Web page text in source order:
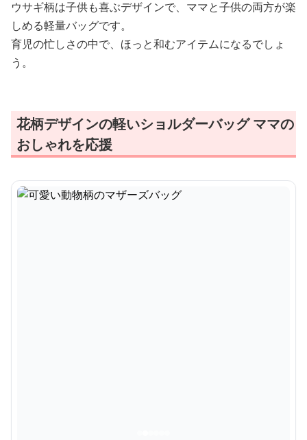
ウサギ柄は子供も喜ぶデザインで、ママと子供の両方が楽
しめる軽量バッグです。
育児の忙しさの中で、ほっと和むアイテムになるでしょ
う。
花柄デザインの軽いショルダーバッグ ママの
おしゃれを応援